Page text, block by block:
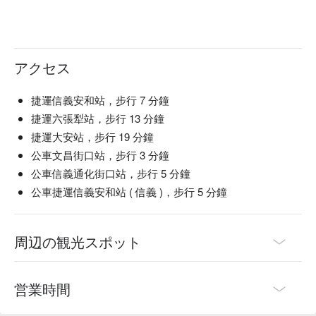
アクセス
捷運信義安和站，步行 7 分鐘
捷運六張犁站，步行 13 分鐘
捷運大安站，步行 19 分鐘
公車文昌街口站，步行 3 分鐘
公車信義通化街口站，步行 5 分鐘
公車捷運信義安和站 ( 信義 )，步行 5 分鐘
周辺の観光スポット
営業時間